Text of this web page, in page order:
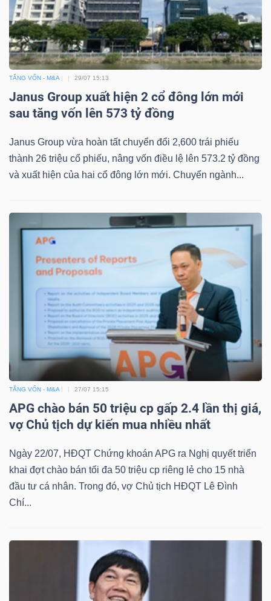
TĂNG VỐN - M&A 29/07 15:13
Janus Group xuất hiện 2 cổ đông lớn mới
sau tăng vốn lên 573 tỷ đồng
Janus Group vừa hoàn tất chuyển đổi 2,600 trái phiếu
thành 26 triệu cổ phiếu, nâng vốn điều lệ lên 573.2 tỷ đồng
và xuất hiện của hai cổ đông lớn mới. Chuyển ngành...
TĂNG VỐN - M&A 27/07 15:15
APG chào bán 50 triệu cp gấp 2.4 lần thị giá,
vợ Chủ tịch dự kiến mua nhiều nhất
Ngày 22/07, HĐQT Chứng khoán APG ra Nghị quyết triển
khai đợt chào bán tối đa 50 triệu cp riêng lẻ cho 15 nhà
đầu tư cá nhân. Trong đó, vợ Chủ tịch HĐQT Lê Đình
Chí...
Sách
tài
chính
cụ
đầu
tư
Truyền
Dữ
liệu